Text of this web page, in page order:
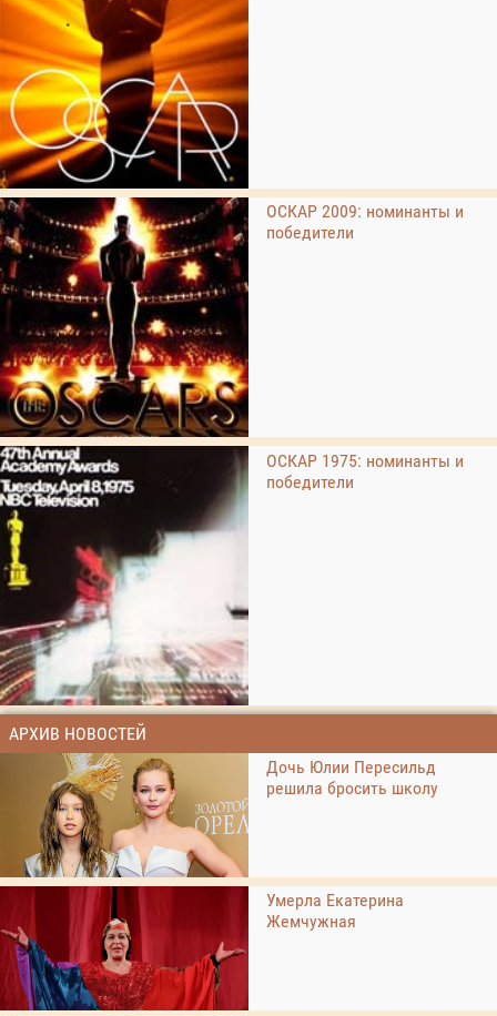
ОСКАР 2009: номинанты и
победители
ОСКАР 1975: номинанты и
победители
АРХИВ НОВОСТЕЙ
Дочь Юлии Пересильд
решила бросить школу
Умерла Екатерина
Жемчужная